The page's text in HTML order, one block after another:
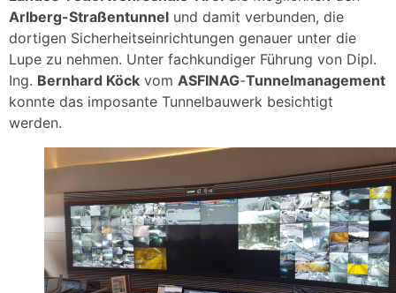
Arlberg-Straßentunnel und damit verbunden, die
dortigen Sicherheitseinrichtungen genauer unter die
Lupe zu nehmen. Unter fachkundiger Führung von Dipl.
Ing. Bernhard Köck vom ASFINAG-Tunnelmanagement
konnte das imposante Tunnelbauwerk besichtigt
werden.